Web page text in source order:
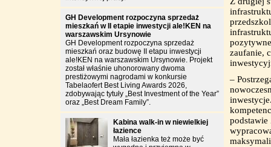
zaufanie,
–
podstawie
GH Development rozpoczyna sprzedaż
mieszkań w II etapie inwestycji ale!KEN na
warszawskim Ursynowie
GH Development rozpoczyna sprzedaż
mieszkań oraz budowę II etapu inwestycji
ale!KEN na warszawskim Ursynowie. Projekt
został właśnie uhonorowany dwoma
prestiżowymi nagrodami w konkursie
Tabelaofert Best Living Awards 2026,
zdobywając tytuły „Best Investment of the Year”
oraz „Best Dream Family”.
Kabina walk-in w niewielkiej
łazience
Mała łazienka też może być